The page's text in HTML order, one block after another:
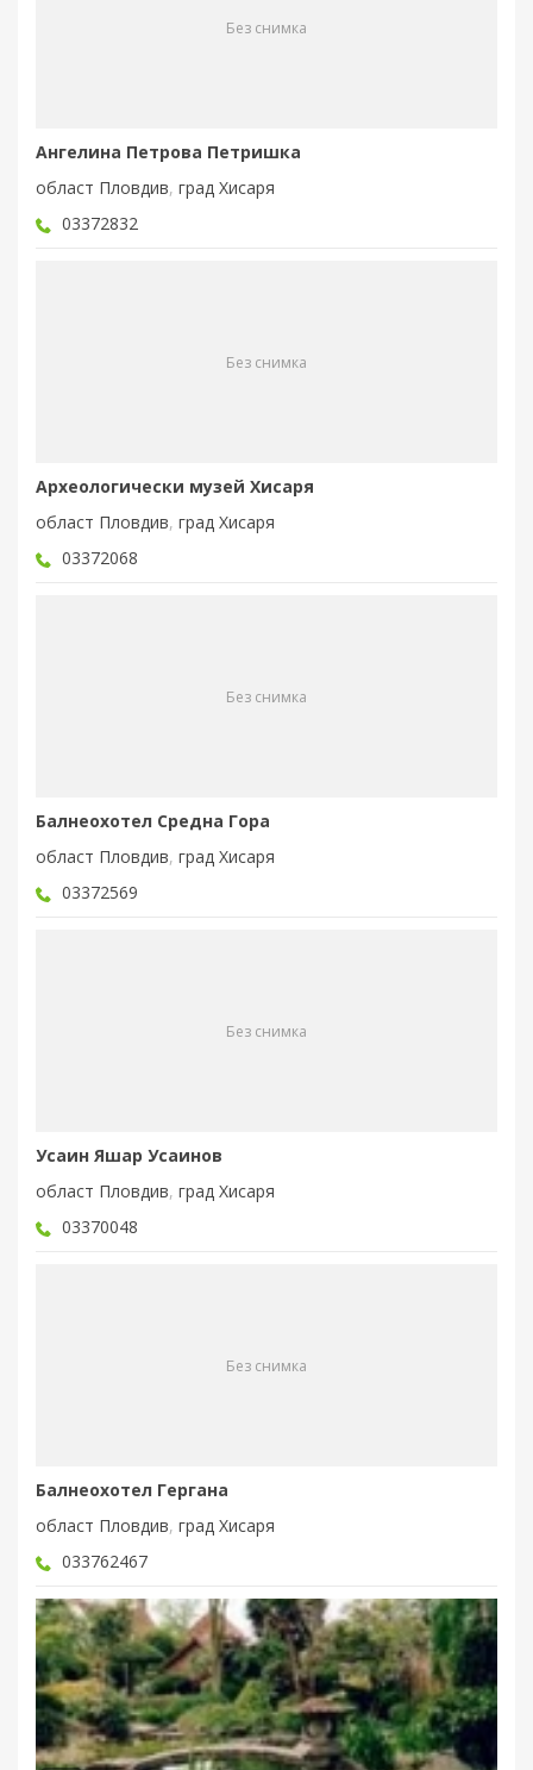
Без снимка
Ангелина Петрова Петришка
област Пловдив, град Хисаря
03372832
Без снимка
Археологически музей Хисаря
област Пловдив, град Хисаря
03372068
Без снимка
Балнеохотел Средна Гора
област Пловдив, град Хисаря
03372569
Без снимка
Усаин Яшар Усаинов
област Пловдив, град Хисаря
03370048
Без снимка
Балнеохотел Гергана
област Пловдив, град Хисаря
033762467